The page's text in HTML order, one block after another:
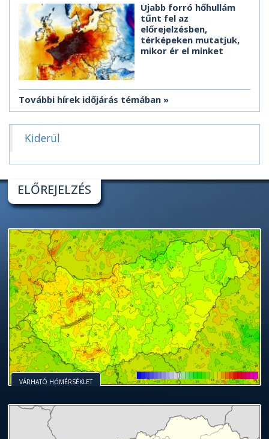
Újabb forró hőhullám
tűnt fel az
előrejelzésben,
térképeken mutatjuk,
mikor ér el minket
További hírek időjárás témában
Kiderül
ELŐREJELZÉS
VÁRHATÓ HŐMÉRSÉKLET